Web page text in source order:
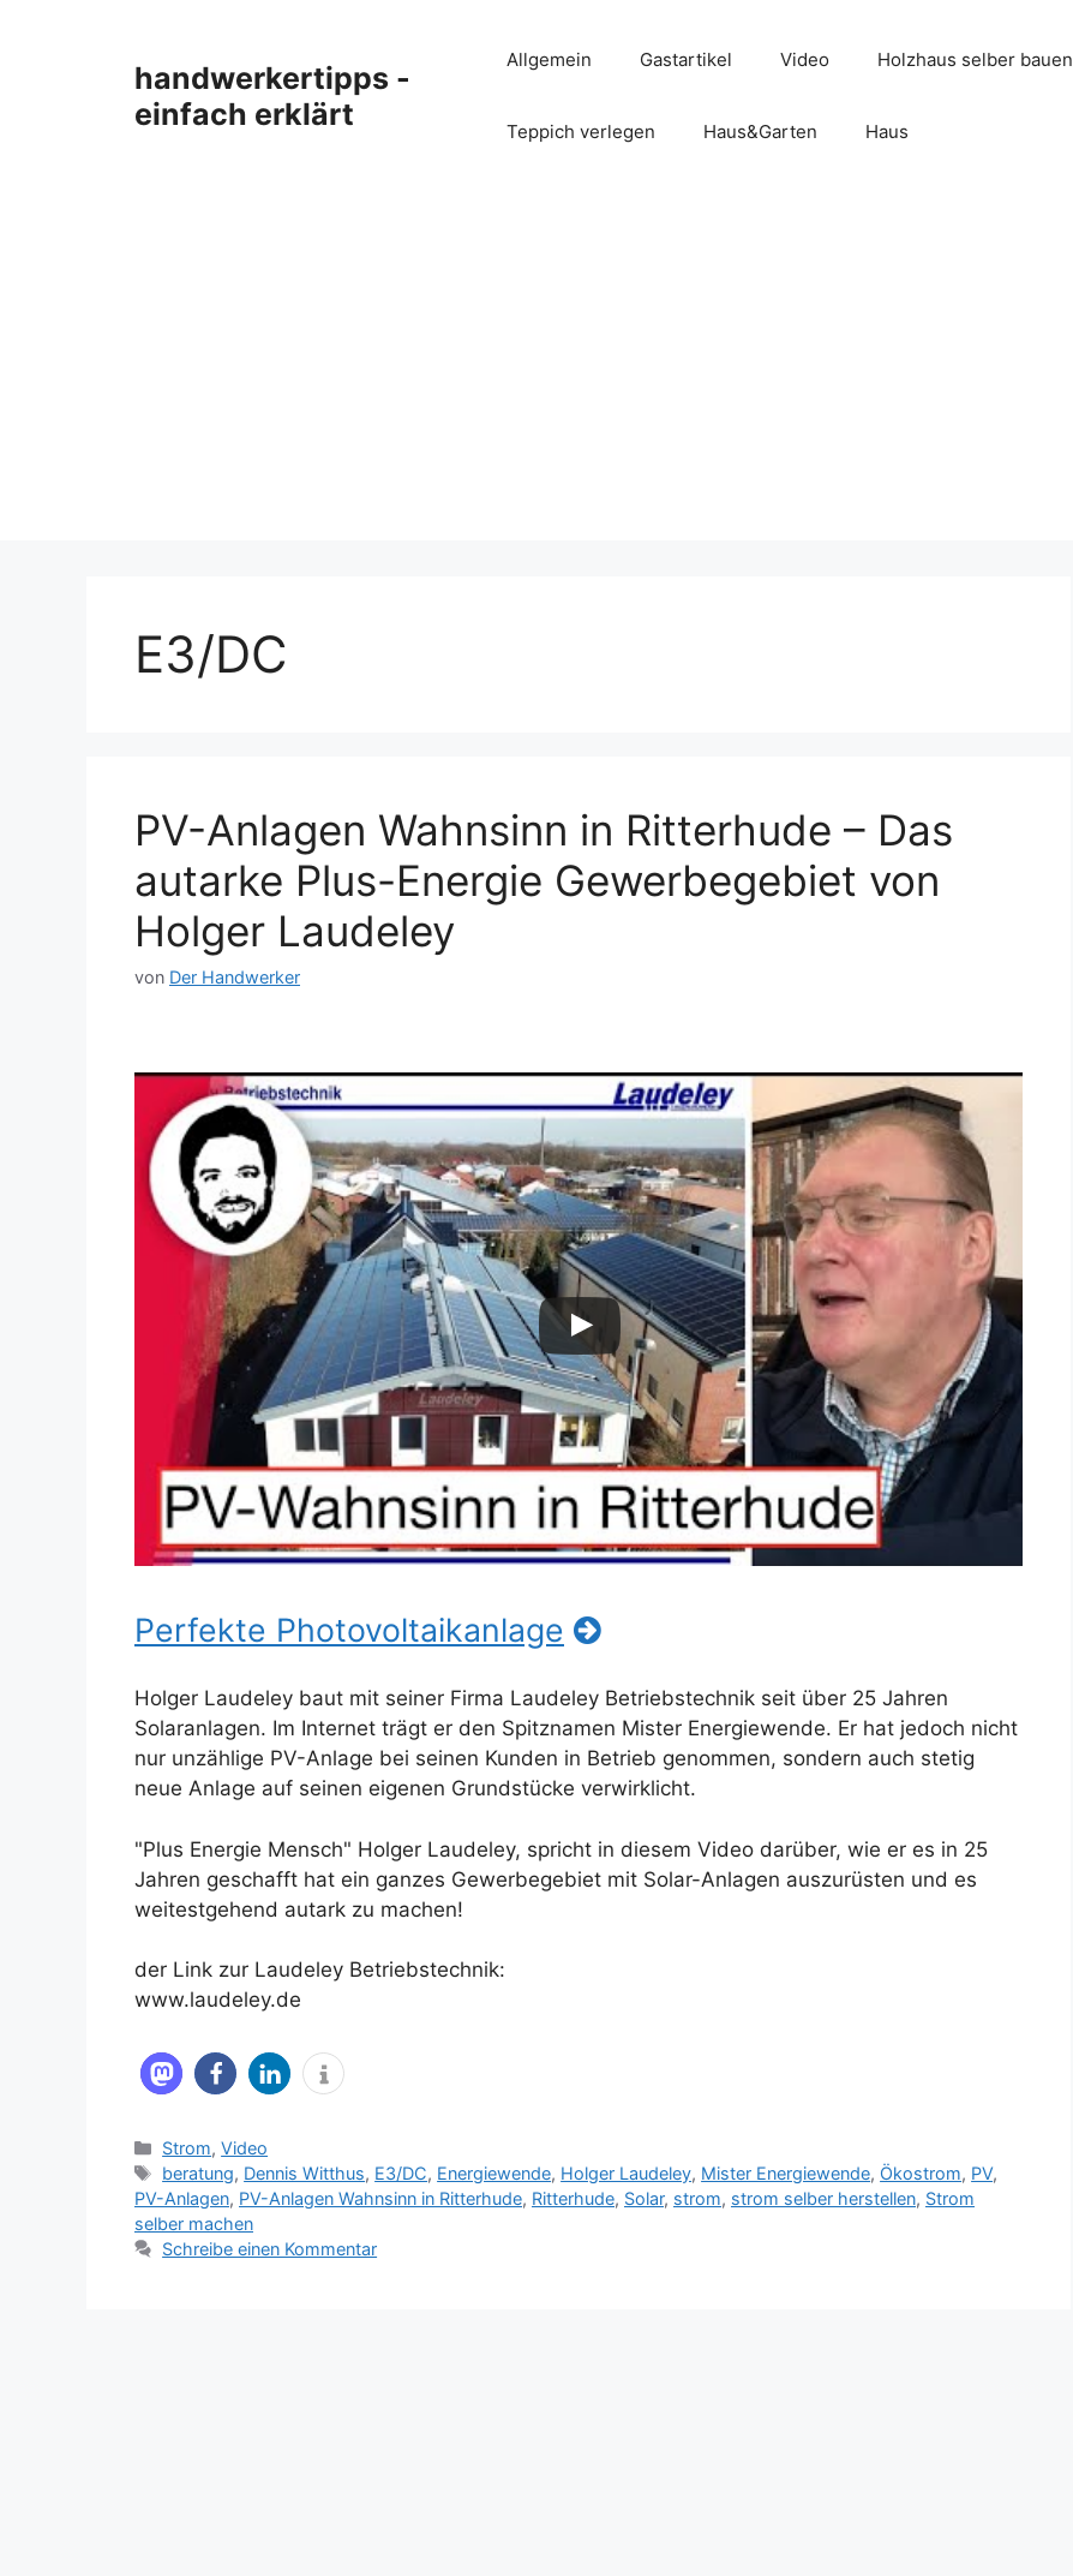
handwerkertipps -
einfach erklärt
Allgemein Gastartikel Video Holzhaus selber bauen
Teppich verlegen Haus&Garten Haus
E3/DC
PV-Anlagen Wahnsinn in Ritterhude – Das
autarke Plus-Energie Gewerbegebiet von
Holger Laudeley
von Der Handwerker
Dieses Video auf YouTube ansehen
Perfekte Photovoltaikanlage
Holger Laudeley baut mit seiner Firma Laudeley Betriebstechnik seit über 25 Jahren
Solaranlagen. Im Internet trägt er den Spitznamen Mister Energiewende. Er hat jedoch nicht
nur unzählige PV-Anlage bei seinen Kunden in Betrieb genommen, sondern auch stetig
neue Anlage auf seinen eigenen Grundstücke verwirklicht.
"Plus Energie Mensch" Holger Laudeley, spricht in diesem Video darüber, wie er es in 25
Jahren geschafft hat ein ganzes Gewerbegebiet mit Solar-Anlagen auszurüsten und es
weitestgehend autark zu machen!
der Link zur Laudeley Betriebstechnik:
www.laudeley.de
Kategorien
Strom,Video
Schlagwörter
beratung, Dennis Witthus, E3/DC, Energiewende, Holger Laudeley, Mister Energiewende, Ökostrom, PV,
PV-Anlagen, PV-Anlagen Wahnsinn in Ritterhude, Ritterhude, Solar, strom, strom selber herstellen, Strom
selber machen
Schreibe einen Kommentar